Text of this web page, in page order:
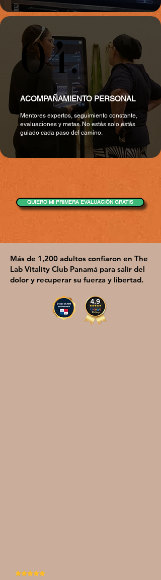
04.
04.
ACOMPAÑAMIENTO PERSONAL
Mentores expertos, seguimiento constante,
evaluaciones y metas. No estás solo,estás
guiado cada paso del camino.
QUIERO MI PRIMERA EVALUACIÓN GRATIS
Más de 1,200 adultos confiaron en The
Lab Vitality Club Panamá para salir del
dolor y recuperar su fuerza y libertad.